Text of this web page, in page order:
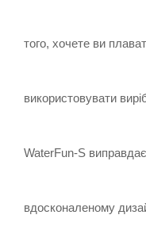
того, хочете ви
використовувати
WaterFun-S
вдосконаленому